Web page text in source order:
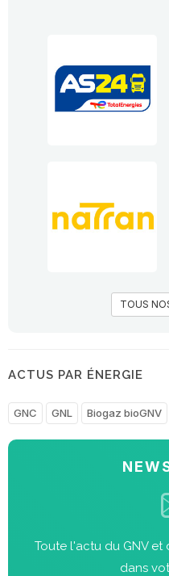
TOUS
ACTUS PAR ÉNERGIE
GNC GNL Biogaz bioGNV
Toute l'actu du GNV et
dans